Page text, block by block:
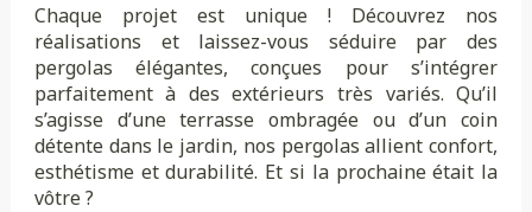
Chaque projet est unique ! Découvrez nos
réalisations et laissez-vous séduire par des
pergolas élégantes, conçues pour s’intégrer
parfaitement à des extérieurs très variés. Qu’il
s’agisse d’une terrasse ombragée ou d’un coin
détente dans le jardin, nos pergolas allient confort,
esthétisme et durabilité. Et si la prochaine était la
vôtre ?